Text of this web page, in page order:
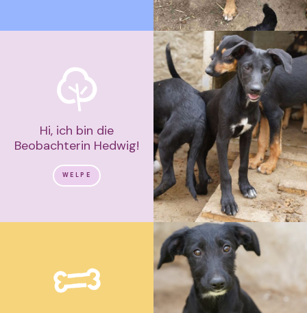
Hi, ich bin die
Beobachterin Hedwig!
WELPE